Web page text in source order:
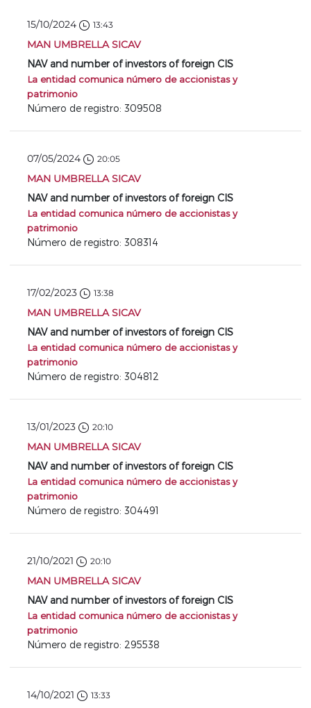
15/10/2024 13:43
MAN UMBRELLA SICAV
NAV and number of investors of foreign CIS
La entidad comunica número de accionistas y
patrimonio
Número de registro: 309508
07/05/2024 20:05
MAN UMBRELLA SICAV
NAV and number of investors of foreign CIS
La entidad comunica número de accionistas y
patrimonio
Número de registro: 308314
17/02/2023 13:38
MAN UMBRELLA SICAV
NAV and number of investors of foreign CIS
La entidad comunica número de accionistas y
patrimonio
Número de registro: 304812
13/01/2023 20:10
MAN UMBRELLA SICAV
NAV and number of investors of foreign CIS
La entidad comunica número de accionistas y
patrimonio
Número de registro: 304491
21/10/2021 20:10
MAN UMBRELLA SICAV
NAV and number of investors of foreign CIS
La entidad comunica número de accionistas y
patrimonio
Número de registro: 295538
14/10/2021 13:33